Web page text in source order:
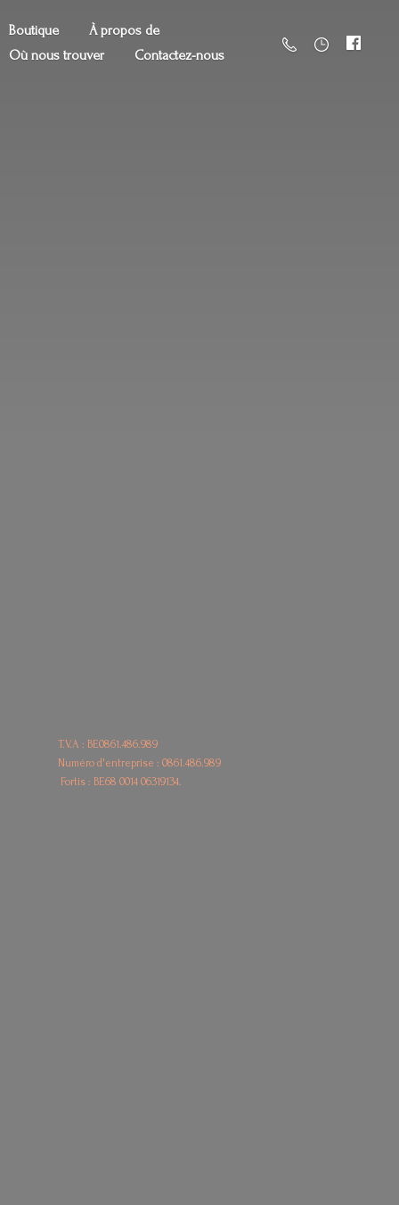
Boutique
À propos de
Où nous trouver
Contactez-nous
T.V.A : BE0861.486.989
Numéro d'entreprise : 0861.486.989
Fortis : BE680014 06319134.